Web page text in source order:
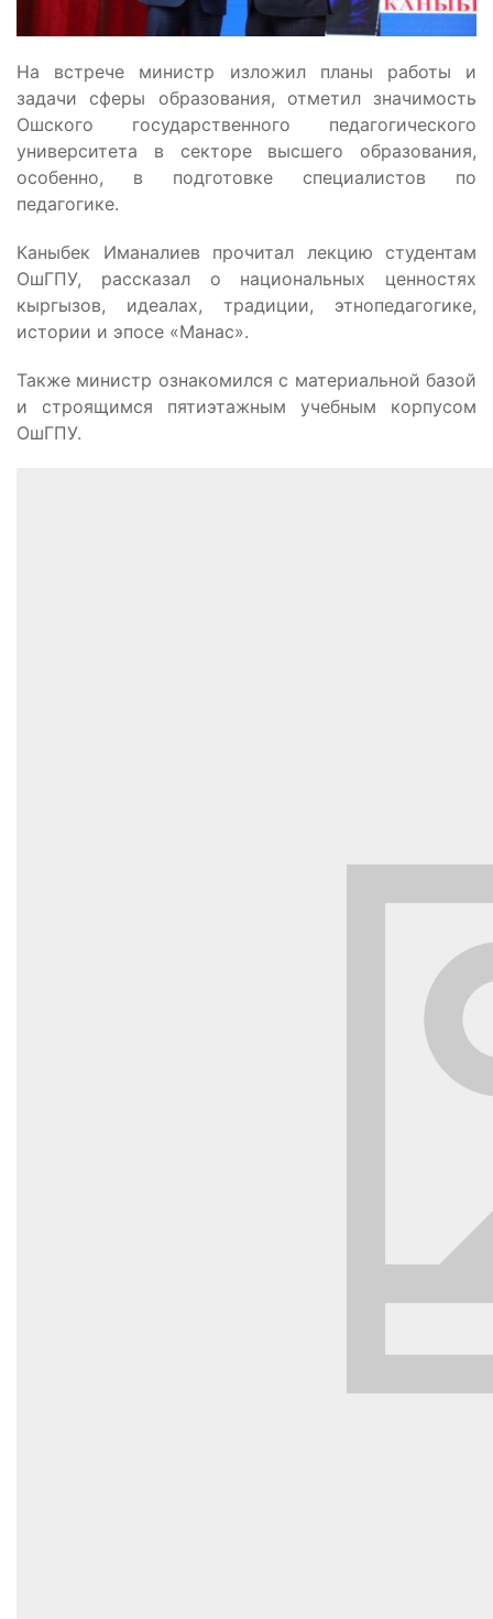
На встрече министр изложил планы работы и
задачи сферы образования, отметил значимость
Ошского государственного педагогического
университета в секторе высшего образования,
особенно, в подготовке специалистов по
педагогике.
Каныбек Иманалиев прочитал лекцию студентам
ОшГПУ, рассказал о национальных ценностях
кыргызов, идеалах, традиции, этнопедагогике,
истории и эпосе «Манас».
Также министр ознакомился с материальной базой
и строящимся пятиэтажным учебным корпусом
ОшГПУ.